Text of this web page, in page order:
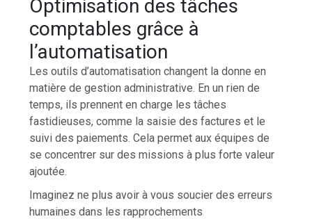
Optimisation des tâches
comptables grâce à
l’automatisation
Les outils d’automatisation changent la donne en
matière de gestion administrative. En un rien de
temps, ils prennent en charge les tâches
fastidieuses, comme la saisie des factures et le
suivi des paiements. Cela permet aux équipes de
se concentrer sur des missions à plus forte valeur
ajoutée.
Imaginez ne plus avoir à vous soucier des erreurs
humaines dans les rapprochements